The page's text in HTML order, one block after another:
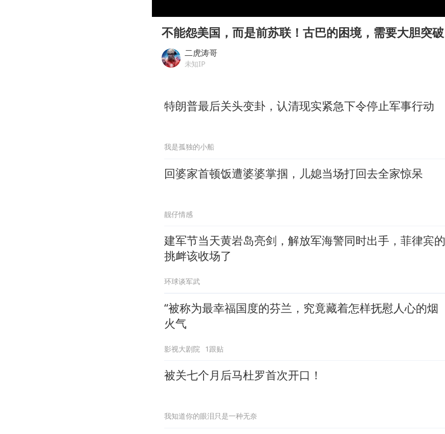
东航：国内客票提前14天免费退改
欧阳娜娜窦靖童好搭
“今天得有40℃了吧 为啥还不预警”
不能怨美国，而是前苏联！古巴的困境，需要大胆突破
二虎涛哥
未知IP
特朗普最后关头变卦，认清现实紧急下令停止军事行动
我是孤独的小船
回婆家首顿饭遭婆婆掌掴，儿媳当场打回去全家惊呆
靓仔情感
建军节当天黄岩岛亮剑，解放军海警同时出手，菲律宾的
挑衅该收场了
环球谈军武
“被称为最幸福国度的芬兰，究竟藏着怎样抚慰人心的烟
火气
影视大剧院 1跟贴
被关七个月后马杜罗首次开口！
我知道你的眼泪只是一种无奈